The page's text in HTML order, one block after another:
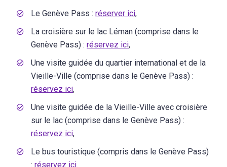
Le Genève Pass :réserver ici,
La croisière sur le lac Léman (comprise dans le
Genève Pass) :réservez ici,
Une visite guidée du quartier international et de la
Vieille-Ville (comprise dans le Genève Pass) :
réservez ici,
Une visite guidée de la Vieille-Ville avec croisière
sur le lac (comprise dans le Genève Pass) :
réservez ici,
Le bus touristique (compris dans le Genève Pass)
:réservez ici.